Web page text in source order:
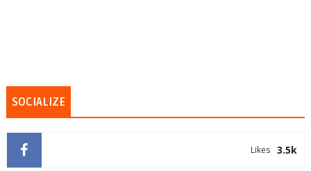
SOCIALIZE
3.5k
Likes